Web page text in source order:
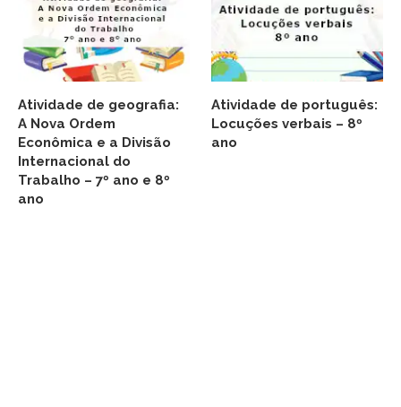
Atividade de geografia:
A Nova Ordem
Econômica e a Divisão
Internacional do
Trabalho – 7º ano e 8º
ano
Atividade de português:
Locuções verbais – 8º
ano